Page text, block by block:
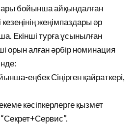
бойынша айқындалған
кезеңінің жеңімпаздары әр
Екінші турға ұсынылған
орын алған әрбір номинация
еңбек Сіңірген қайраткері,
кәсіпкерлерге қызмет